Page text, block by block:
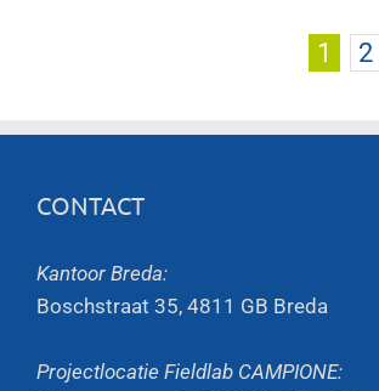
1 2
CONTACT
Kantoor Breda:
Boschstraat 35, 4811 GB Breda
Projectlocatie Fieldlab CAMPIONE: